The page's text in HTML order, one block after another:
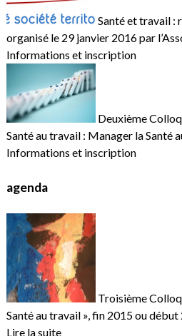
Santé et travail :
organisé le 29 janvier 2016 par
Informations et inscription
Deuxième
Santé au travail : Manager la Santé
Informations et inscription
agenda
Troisième
Santé au travail », fin 2015 ou début
Lire la suite